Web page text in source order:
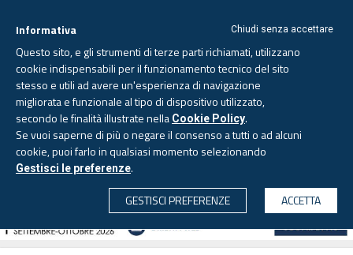
CERCA
Giovedì, 6 agosto 2026 - Aggiornato alle 6.00
Chiudi senza accettare
Informativa
Questo sito, e gli strumenti di terze parti richiamati, utilizzano
cookie indispensabili per il funzionamento tecnico del sito
stesso e utili ad avere un'esperienza di navigazione
migliorata e funzionale al tipo di dispositivo utilizzato,
secondo le finalità illustrate nella Cookie Policy.
Se vuoi saperne di più o negare il consenso a tutti o ad alcuni
cookie, puoi farlo in qualsiasi momento selezionando
Gestisci le preferenze.
GESTISCI PREFERENZE
ACCETTA